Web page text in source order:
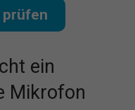
ein
Mikrofon